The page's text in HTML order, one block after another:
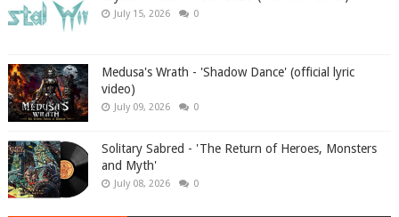
July 15, 2026 0
Medusa's Wrath - 'Shadow Dance' (official lyric
video)
July 09, 2026 0
Solitary Sabred - 'The Return of Heroes, Monsters
and Myth'
July 08, 2026 0